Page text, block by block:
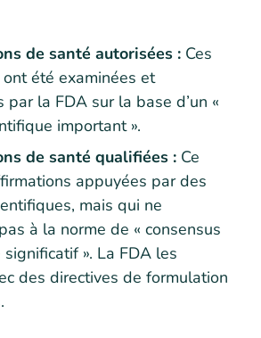
de santé autorisées : Ces
été examinées et
par la FDA sur la base d’un «
important ».
de santé qualifiées : Ce
appuyées par des
mais qui ne
à la norme de « consensus
». La FDA les
des directives de formulation